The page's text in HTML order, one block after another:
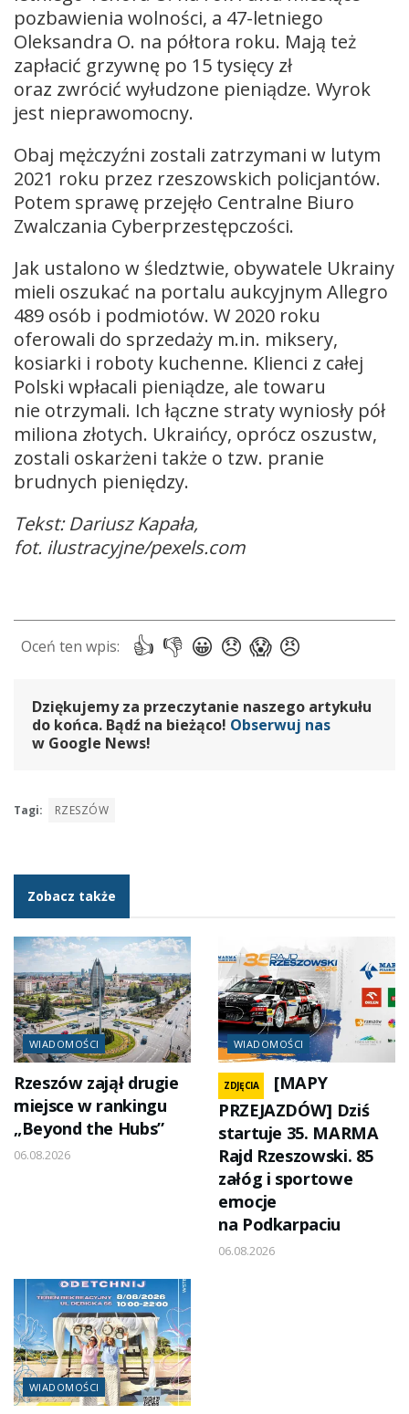
pozbawienia wolności, a 47-letniego
Oleksandra O. na półtora roku. Mają też
zapłacić grzywnę po 15 tysięcy zł
oraz zwrócić wyłudzone pieniądze. Wyrok
jest nieprawomocny.
Obaj mężczyźni zostali zatrzymani w lutym
2021 roku przez rzeszowskich policjantów.
Potem sprawę przejęło Centralne Biuro
Zwalczania Cyberprzestępczości.
Jak ustalono w śledztwie, obywatele Ukrainy
mieli oszukać na portalu aukcyjnym Allegro
489 osób i podmiotów. W 2020 roku
oferowali do sprzedaży m.in. miksery,
kosiarki i roboty kuchenne. Klienci z całej
Polski wpłacali pieniądze, ale towaru
nie otrzymali. Ich łączne straty wyniosły pół
miliona złotych. Ukraińcy, oprócz oszustw,
zostali oskarżeni także o tzw. pranie
brudnych pieniędzy.
Tekst: Dariusz Kapała,
fot. ilustracyjne/pexels.com
Dziękujemy za przeczytanie naszego artykułu
do końca. Bądź na bieżąco! Obserwuj nas
w Google News!
Tagi: RZESZÓW
Zobacz także
WIADOMOŚCI
Rzeszów zajął drugie
miejsce w rankingu
„Beyond the Hubs”
06.08.2026
WIADOMOŚCI
ZDJĘCIA
[MAPY
PRZEJAZDÓW] Dziś
startuje 35. MARMA
Rajd Rzeszowski. 85
załóg i sportowe
emocje
na Podkarpaciu
06.08.2026
WIADOMOŚCI